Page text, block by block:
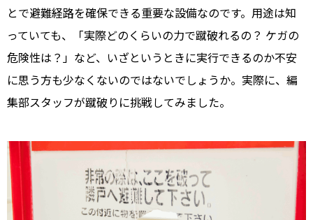
とで避難経路を確保できる重要な設備なのです。用途は知
っていても、「実際どのくらいの力で蹴破れるの？ ケガの
危険性は？」など、いざというときに実行できるのか不安
に思う方も少なくないのではないでしょうか。実際に、編
集部スタッフが蹴破りに挑戦してみました。